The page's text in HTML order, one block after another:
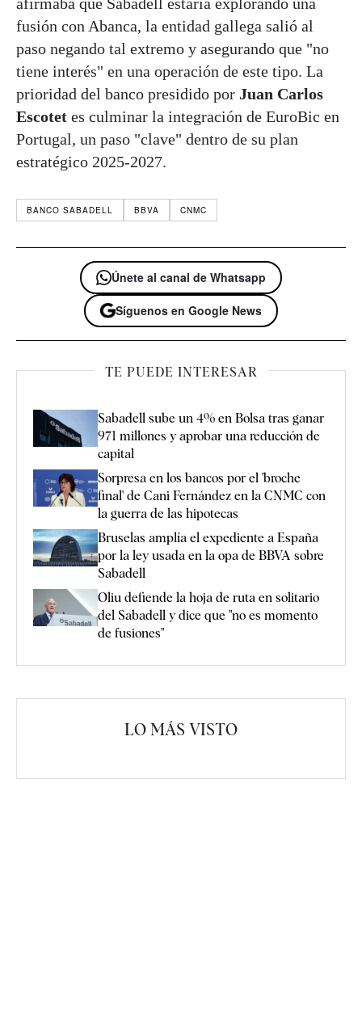
fusión con Abanca, la entidad gallega salió al
paso negando tal extremo y asegurando que "no
tiene interés" en una operación de este tipo. La
prioridad del banco presidido por Juan Carlos
Escotet es culminar la integración de EuroBic en
Portugal, un paso "clave" dentro de su plan
estratégico 2025-2027.
BANCO SABADELL BBVA CNMC
Únete al canal de Whatsapp
Síguenos en Google News
TE PUEDE INTERESAR
Sabadell sube un 4% en Bolsa tras ganar
971 millones y aprobar una reducción de
capital
Sorpresa en los bancos por el 'broche
final' de Cani Fernández en la CNMC con
la guerra de las hipotecas
Bruselas amplía el expediente a España
por la ley usada en la opa de BBVA sobre
Sabadell
Oliu defiende la hoja de ruta en solitario
del Sabadell y dice que "no es momento
de fusiones"
LO MÁS VISTO